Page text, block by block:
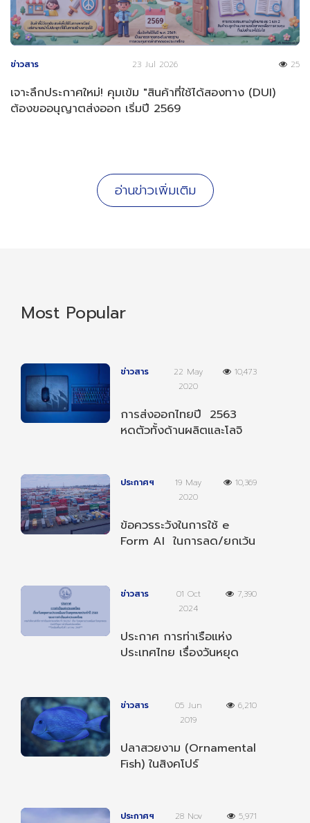
ข่าวสาร 23 Jul 2026 25
เจาะลึกประกาศใหม่! คุมเข้ม "สินค้าที่ใช้ได้สองทาง (DUI)
ต้องขออนุญาตส่งออก เริ่มปี 2569
อ่านข่าวเพิ่มเติม
Most Popular
ข่าวสาร
22 May
2020
10,473
การส่งออกไทยปี 2563
หดตัวทั้งด้านผลิตและโลจิ
ประกาศฯ
19 May
2020
10,369
ข้อควรระวังในการใช้ e
Form AI ในการลด/ยกเว้น
ข่าวสาร
01 Oct
2024
7,390
ประกาศ การท่าเรือแห่ง
ประเทศไทย เรื่องวันหยุด
ข่าวสาร
05 Jun
2019
6,210
ปลาสวยงาม (Ornamental
Fish) ในสิงคโปร์
ประกาศฯ
28 Nov
5,971